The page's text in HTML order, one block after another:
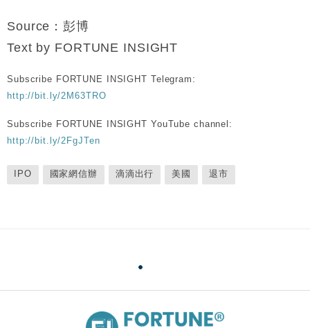
Source：彭博
Text by FORTUNE INSIGHT
Subscribe FORTUNE INSIGHT Telegram:
http://bit.ly/2M63TRO
Subscribe FORTUNE INSIGHT YouTube channel:
http://bit.ly/2FgJTen
IPO 國家網信辦 滴滴出行 美國 退市